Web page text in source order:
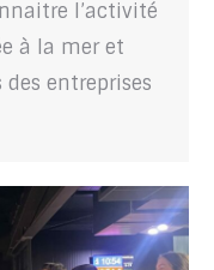
l’activité
à la mer et
entreprises